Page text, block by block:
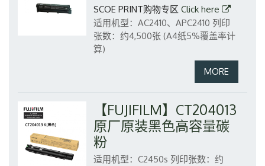
SCOE PRINT购物专区 Click here
适用机型：AC2410、APC2410 列印
张数：约4,500张 (A4纸5%覆盖率计
算)
【FUJIFILM】CT204013
原厂原装黑色高容量碳
粉
适用机型：C2450s 列印张数：约